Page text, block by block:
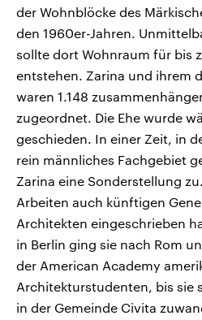
der Wohnblöcke des
den 1960er-Jahren.
sollte dort Wohnraum für bis
entstehen. Zarina und ihrem
waren 1.148
zugeordnet. Die Ehe wurde
geschieden. In einer Zeit, in
rein männliches Fachgebiet
Zarina eine Sonderstellung
Arbeiten auch künftigen
Architekten eingeschrieben
in Berlin ging sie nach Rom
der American Academy
Architekturstudenten, bis sie
in der Gemeinde Civita